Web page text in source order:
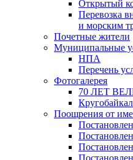
Открытый
Перевозка
и морским
Почетные жители
Муниципальные
НПА
Перечень
Фотогалерея
70 ЛЕТ
Поощрения от